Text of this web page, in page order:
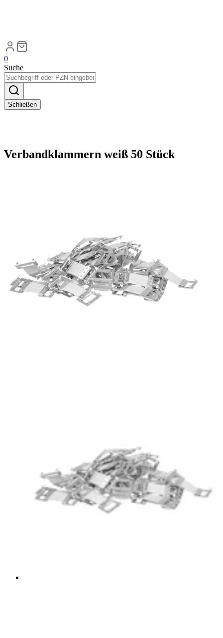
0
Suche
Schließen
Verbandklammern weiß 50 Stück